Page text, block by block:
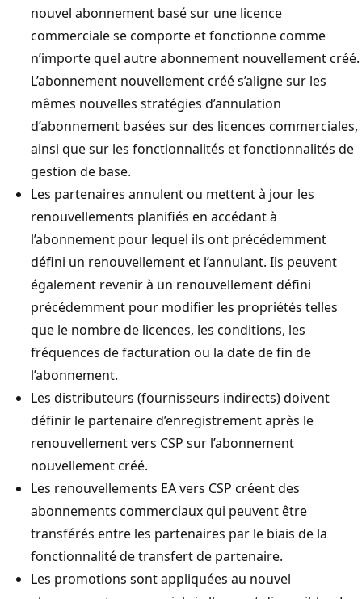
nouvel abonnement basé sur une licence
commerciale se comporte et fonctionne comme
n’importe quel autre abonnement nouvellement créé.
L’abonnement nouvellement créé s’aligne sur les
mêmes nouvelles stratégies d’annulation
d’abonnement basées sur des licences commerciales,
ainsi que sur les fonctionnalités et fonctionnalités de
gestion de base.
Les partenaires annulent ou mettent à jour les
renouvellements planifiés en accédant à
l’abonnement pour lequel ils ont précédemment
défini un renouvellement et l’annulant. Ils peuvent
également revenir à un renouvellement défini
précédemment pour modifier les propriétés telles
que le nombre de licences, les conditions, les
fréquences de facturation ou la date de fin de
l’abonnement.
Les distributeurs (fournisseurs indirects) doivent
définir le partenaire d’enregistrement après le
renouvellement vers CSP sur l’abonnement
nouvellement créé.
Les renouvellements EA vers CSP créent des
abonnements commerciaux qui peuvent être
transférés entre les partenaires par le biais de la
fonctionnalité de transfert de partenaire.
Les promotions sont appliquées au nouvel